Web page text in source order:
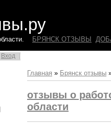
БРЯНСК ОТЗЫВЫ
Вход
Главная » Брянск отзывы
отзывы о
области